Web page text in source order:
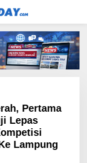
Pertama
Lepas
Lampung